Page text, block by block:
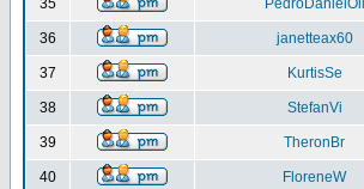
35 PedroDanielOli
36 janetteax60
37 KurtisSe
38 StefanVi
39 TheronBr
40 FloreneW